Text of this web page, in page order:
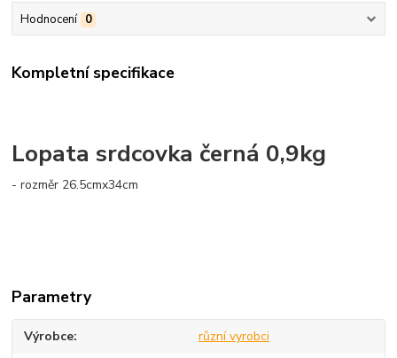
Hodnocení 0
Kompletní specifikace
Lopata srdcovka černá 0,9kg
- rozměr 26.5cmx34cm
Parametry
Výrobce různí vyrobci